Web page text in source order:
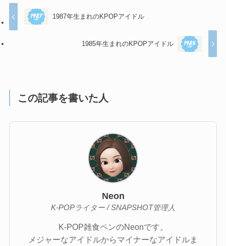
1987年生まれのKPOPアイドル
1985年生まれのKPOPアイドル
この記事を書いた人
Neon
K-POPライター / SNAPSHOT管理人
K-POP雑食ペンのNeonです。
メジャーなアイドルからマイナーなアイドルま